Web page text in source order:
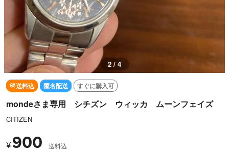
2 / 4
送料込 匿名配送 すぐに購入可
mondeさま専用 シチズン ウィッカ ムーンフェイズ
CITIZEN
¥ 900 送料込